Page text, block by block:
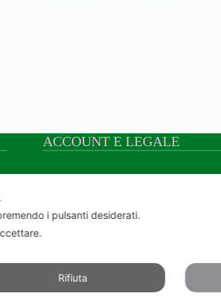
ACCOUNT E LEGALE
Stato ordini
Lista dei desideri
Cookie Policy
i pulsanti desiderati.
Rifiuta